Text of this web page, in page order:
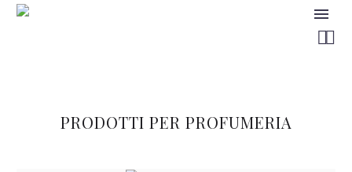

PRODOTTI PER PROFUMERIA